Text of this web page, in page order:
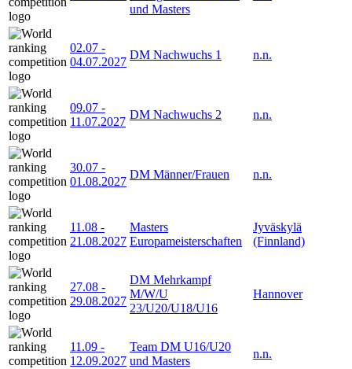
und Masters
02.07 -
04.07.2027
DM Nachwuchs 1 n.n.
09.07 -
11.07.2027
DM Nachwuchs 2 n.n.
30.07 -
01.08.2027
DM Männer/Frauen n.n.
11.08 -
21.08.2027
Masters
Europameisterschaften
Jyväskylä
(Finnland)
27.08 -
29.08.2027
DM Mehrkampf
M/W/U
23/U20/U18/U16
Hannover
11.09 -
12.09.2027
Team DM U16/U20
und Masters
n.n.